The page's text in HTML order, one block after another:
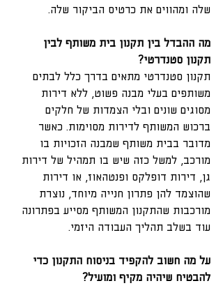
שלה ומהווים את כרטיס הביקור שלה.
מה ההבדל בין תקנון בית משותף לבין
תקנון סטנדרטי?
תקנון סטנדרטי מתאים בדרך כלל לבתים
משותפים בעלי מבנה פשוט, ללא דירות
מסוגים שונים ובלי הצמדות של חלקים
ברכוש המשותף לדירות מסוימות. כאשר
מדובר בבית משותף שמבנה הזכויות בו
מורכב, למשל כזה שיש בו תמהיל של דירות
גן, דירות דופלקס ופנטהאוז, או דירות
שהוצמד להן פתרון חנייה מיוחד, נוצרת
מורכבות שהתקנון המשותף מסייע בפתרונה
עוד בשלב תהליך העבודה היזמי.
על מה חשוב להקפיד בניסוח התקנון כדי
להבטיח שיהיה מקיף ומועיל?